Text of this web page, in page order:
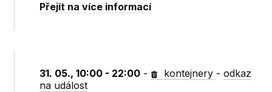
Přejít na více informací
31. 05., 10:00 - 22:00 - kontejnery -odkaz
na událost